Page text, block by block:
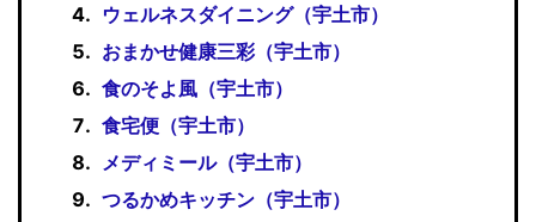
ウェルネスダイニング（宇土市）
おまかせ健康三彩（宇土市）
食のそよ風（宇土市）
食宅便（宇土市）
メディミール（宇土市）
つるかめキッチン（宇土市）